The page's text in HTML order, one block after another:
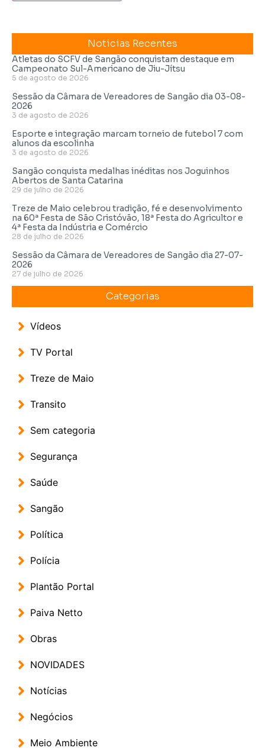
Noticias Recentes
Atletas do SCFV de Sangão conquistam destaque em
Campeonato Sul-Americano de Jiu-Jítsu
5 de agosto de 2026
Sessão da Câmara de Vereadores de Sangão dia 03-08-
2026
3 de agosto de 2026
Esporte e integração marcam torneio de futebol 7 com
alunos da escolinha
3 de agosto de 2026
Sangão conquista medalhas inéditas nos Joguinhos
Abertos de Santa Catarina
29 de julho de 2026
Treze de Maio celebrou tradição, fé e desenvolvimento
na 60ª Festa de São Cristóvão, 18ª Festa do Agricultor e
4ª Festa da Indústria e Comércio
28 de julho de 2026
Sessão da Câmara de Vereadores de Sangão dia 27-07-
2026
27 de julho de 2026
Categorias
Vídeos
TV Portal
Treze de Maio
Transito
Sem categoria
Segurança
Saúde
Sangão
Política
Polícia
Plantão Portal
Paiva Netto
Obras
NOVIDADES
Notícias
Negócios
Meio Ambiente